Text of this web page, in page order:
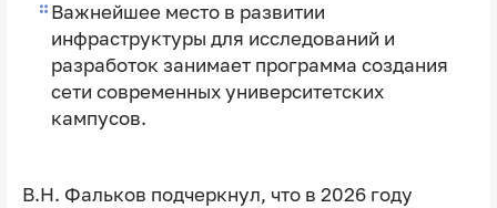
Важнейшее место в развитии
инфраструктуры для исследований и
разработок занимает программа создания
сети современных университетских
кампусов.
В.Н. Фальков подчеркнул, что в 2026 году